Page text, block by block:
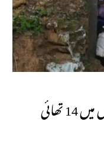
تھائی لینڈ اور کمبوڈیا کی سرحدی جھڑپوں میں 14 تھائی